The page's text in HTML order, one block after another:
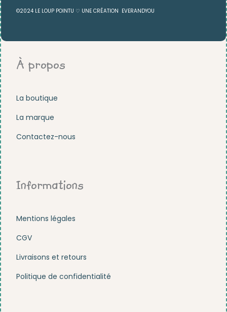
©2024 LE LOUP POINTU ♡ UNE CRÉATION EVERANDYOU
À propos
La boutique
La marque
Contactez-nous
Informations
Mentions légales
CGV
Livraisons et retours
Politique de confidentialité